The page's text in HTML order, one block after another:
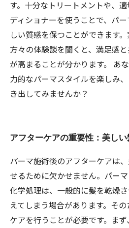
す。十分なトリートメントや、
ディショナーを使うことで、パ
しい質感を保つことができます
方々の体験談を聞くと、満足感
が高まることが分かります。 あ
力的なパーマスタイルを楽しみ
き出してみませんか？
アフターケアの重要性：美し
パーマ施術後のアフターケアは
せるために欠かせません。パー
化学処理は、一般的に髪を乾燥
えてしまう場合があります。そ
ケアを行うことが必要です。ま